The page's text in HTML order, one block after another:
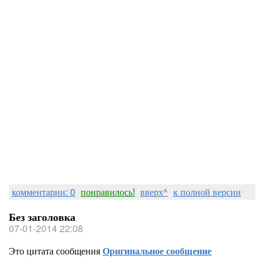
комментарии: 0 понравилось! вверх^ к полной версии
Без заголовка
07-01-2014 22:08
Это цитата сообщенияОригинальное сообщение